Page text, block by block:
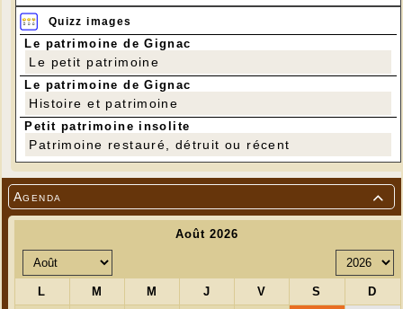

Agenda
Quizz images
Le patrimoine de Gignac
Le petit patrimoine
Le patrimoine de Gignac
Histoire et patrimoine
Petit patrimoine insolite
Patrimoine restauré, détruit ou récent